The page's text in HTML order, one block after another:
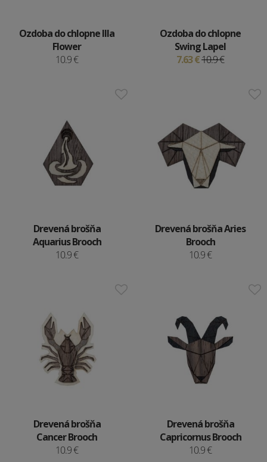
Ozdoba do chlopne Illa
Flower
10.9 €
Ozdoba do chlopne
Swing Lapel
7.63 €10.9 €
Drevená brošňa
Aquarius Brooch
10.9 €
Drevená brošňa Aries
Brooch
10.9 €
Drevená brošňa
Cancer Brooch
10.9 €
Drevená brošňa
Capricornus Brooch
10.9 €